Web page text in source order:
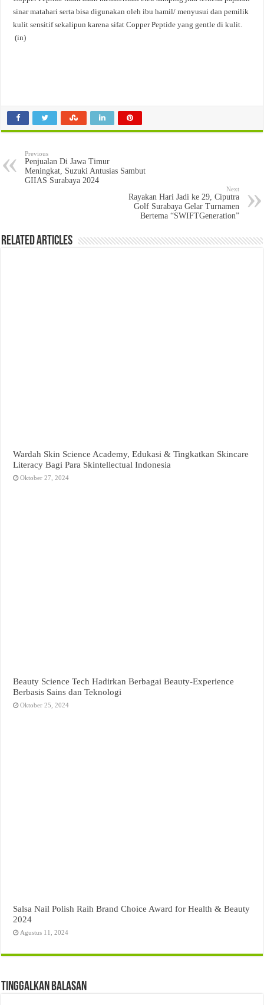
sinar matahari serta bisa digunakan oleh ibu hamil/ menyusui dan pemilik
kulit sensitif sekalipun karena sifat Copper Peptide yang gentle di kulit.
(in)
Previous
Penjualan Di Jawa Timur
Meningkat, Suzuki Antusias Sambut
GIIAS Surabaya 2024
Next
Rayakan Hari Jadi ke 29, Ciputra
Golf Surabaya Gelar Turnamen
Bertema “SWIFTGeneration”
Related Articles
Wardah Skin Science Academy, Edukasi & Tingkatkan Skincare
Literacy Bagi Para Skintellectual Indonesia
Oktober 27, 2024
Beauty Science Tech Hadirkan Berbagai Beauty-Experience
Berbasis Sains dan Teknologi
Oktober 25, 2024
Salsa Nail Polish Raih Brand Choice Award for Health & Beauty
2024
Agustus 11, 2024
Tinggalkan Balasan